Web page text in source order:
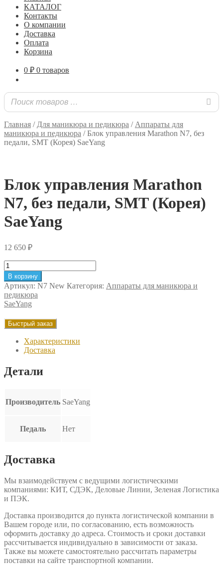
КАТАЛОГ
Контакты
О компании
Доставка
Оплата
Корзина
0 ₽ 0 товаров
Главная / Для маникюра и педикюра / Аппараты для
маникюра и педикюра /Блок управления Marathon N7, без
педали, SMT (Корея) SaeYang
Блок управления Marathon
N7, без педали, SMT (Корея)
SaeYang
12 650 ₽
Количество
товара
Блок
управления
Marathon
N7,
без
педали,
(Корея)
SaeYang
В корзину
Артикул: N7 New Категория: Аппараты для маникюра и
педикюра
SaeYang
Быстрый заказ
Характеристики
Доставка
Детали
Производитель SaeYang
Педаль Нет
Доставка
Мы взаимодействуем с ведущими логистическими
компаниями: КИТ, СДЭК, Деловые Линии, Зеленая Логистика
и ПЭК.
Доставка производится до пункта логистической компании в
Вашем городе или, по согласованию, есть возможность
оформить доставку до адреса. Стоимость и сроки доставки
рассчитывается индивидуально в зависимости от заказа.
Также вы можете самостоятельно рассчитать параметры
поставки на сайте транспортной компании.